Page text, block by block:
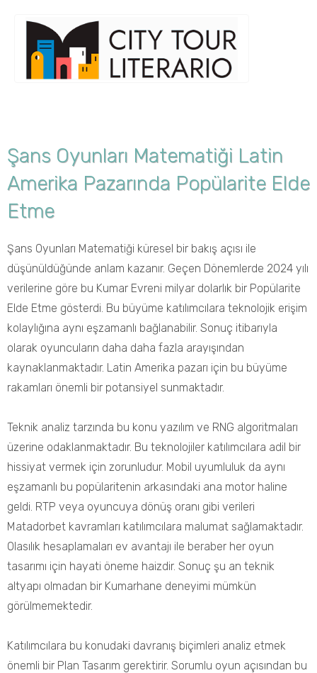
Şans Oyunları Matematiği Latin
Amerika Pazarında Popülarite Elde
Etme
Şans Oyunları Matematiği küresel bir bakış açısı ile
düşünüldüğünde anlam kazanır. Geçen Dönemlerde 2024 yılı
verilerine göre bu Kumar Evreni milyar dolarlık bir Popülarite
Elde Etme gösterdi. Bu büyüme katılımcılara teknolojik erişim
kolaylığına aynı eşzamanlı bağlanabilir. Sonuç itibarıyla
olarak oyuncuların daha daha fazla arayışından
kaynaklanmaktadır. Latin Amerika pazarı için bu büyüme
rakamları önemli bir potansiyel sunmaktadır.
Teknik analiz tarzında bu konu yazılım ve RNG algoritmaları
üzerine odaklanmaktadır. Bu teknolojiler katılımcılara adil bir
hissiyat vermek için zorunludur. Mobil uyumluluk da aynı
eşzamanlı bu popülaritenin arkasındaki ana motor haline
geldi. RTP veya oyuncuya dönüş oranı gibi verileri
Matadorbet kavramları katılımcılara malumat sağlamaktadır.
Olasılık hesaplamaları ev avantajı ile beraber her oyun
tasarımı için hayati öneme haizdir. Sonuç şu an teknik
altyapı olmadan bir Kumarhane deneyimi mümkün
görülmemektedir.
Katılımcılara bu konudaki davranış biçimleri analiz etmek
önemli bir Plan Tasarım gerektirir. Sorumlu oyun açısından bu